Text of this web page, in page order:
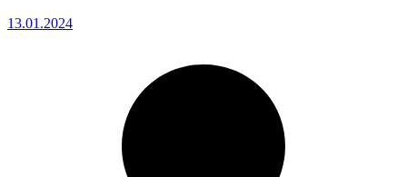
13.01.2024